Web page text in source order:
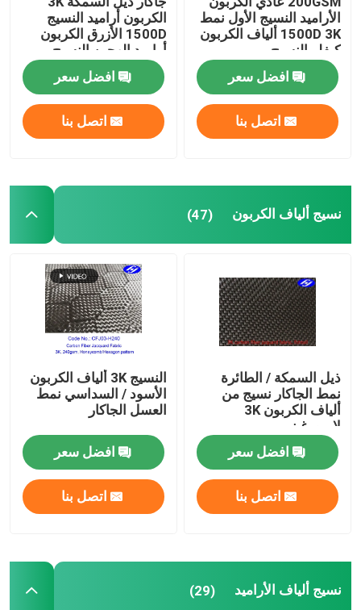
الأقمشة المركبة
أدوات الصناعة
نسيج عاكس للحريق
الأراميد النسيج الأول نمط
1500D 3K ألياف الكربون
كيفلر النسيج
افضل سعر
اتصل بنا
الكربون أراميد النسيج
1500D الأزرق الكربون
أراميد الهجين النسيج
افضل سعر
اتصل بنا
نسيج ألياف الكربون (47)
ذيل السمكة / الطائرة
نمط الجاكار نسيج من
ألياف الكربون 3K
لامبورغيني
افضل سعر
اتصل بنا
النسيج 3K ألياف الكربون
الأسود / السداسي نمط
العسل الجاكار
افضل سعر
اتصل بنا
نسيج ألياف الأراميد (29)